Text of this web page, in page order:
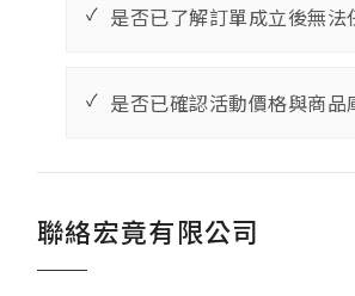
是否已了解訂單成立後無法
是否已確認活動價格與商品
聯絡宏竟有限公司